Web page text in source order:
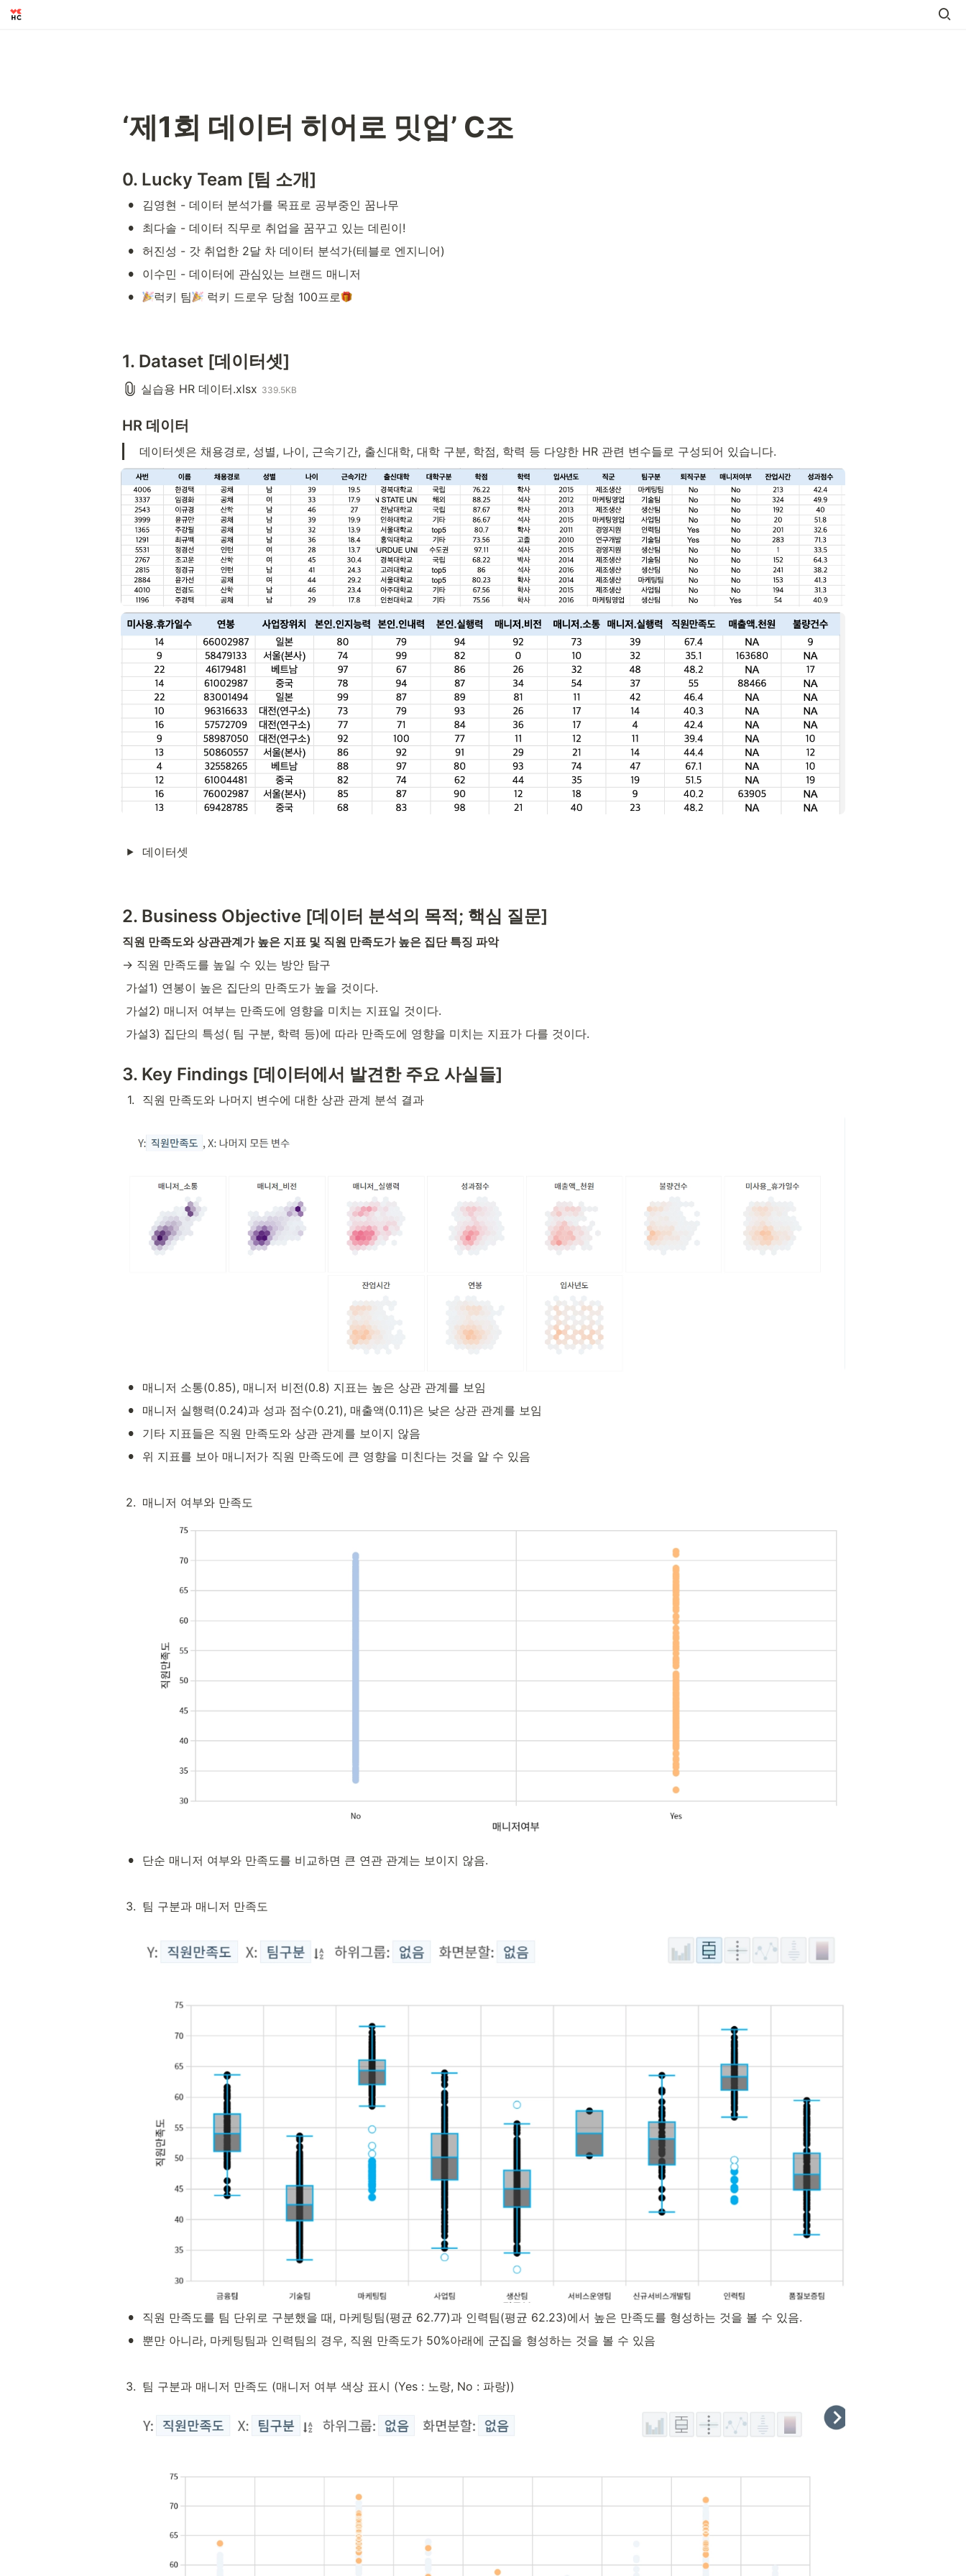
‘제1회 데이터 히어로 밋업’ C조
0. Lucky Team [팀 소개]
• 김영현 - 데이터 분석가를 목표로 공부중인 꿈나무
• 최다솔 - 데이터 직무로 취업을 꿈꾸고 있는 데린이!
• 허진성 - 갓 취업한 2달 차 데이터 분석가(테블로 엔지니어)
• 이수민 - 데이터에 관심있는 브랜드 매니저
• 럭키 팀 럭키 드로우 당첨 100프로
1. Dataset [데이터셋]
실습용 HR 데이터.xlsx 339.5KB
HR 데이터
데이터셋은 채용경로, 성별, 나이, 근속기간, 출신대학, 대학 구분, 학점, 학력 등 다양한 HR 관련 변수들로 구성되어 있습니다.
데이터셋
2. Business Objective [데이터 분석의 목적; 핵심 질문]
직원 만족도와 상관관계가 높은 지표 및 직원 만족도가 높은 집단 특징 파악
→ 직원 만족도를 높일 수 있는 방안 탐구
가설1) 연봉이 높은 집단의 만족도가 높을 것이다.
가설2) 매니저 여부는 만족도에 영향을 미치는 지표일 것이다.
가설3) 집단의 특성( 팀 구분, 학력 등)에 따라 만족도에 영향을 미치는 지표가 다를 것이다.
3. Key Findings [데이터에서 발견한 주요 사실들]
1. 직원 만족도와 나머지 변수에 대한 상관 관계 분석 결과
• 매니저 소통(0.85), 매니저 비전(0.8) 지표는 높은 상관 관계를 보임
• 매니저 실행력(0.24)과 성과 점수(0.21), 매출액(0.11)은 낮은 상관 관계를 보임
• 기타 지표들은 직원 만족도와 상관 관계를 보이지 않음
• 위 지표를 보아 매니저가 직원 만족도에 큰 영향을 미친다는 것을 알 수 있음
2. 매니저 여부와 만족도
• 단순 매니저 여부와 만족도를 비교하면 큰 연관 관계는 보이지 않음.
3. 팀 구분과 매니저 만족도
• 직원 만족도를 팀 단위로 구분했을 때, 마케팅팀(평균 62.77)과 인력팀(평균 62.23)에서 높은 만족도를 형성하는 것을 볼 수 있음.
• 뿐만 아니라, 마케팅팀과 인력팀의 경우, 직원 만족도가 50%아래에 군집을 형성하는 것을 볼 수 있음
3. 팀 구분과 매니저 만족도 (매니저 여부 색상 표시 (Yes : 노랑, No : 파랑))